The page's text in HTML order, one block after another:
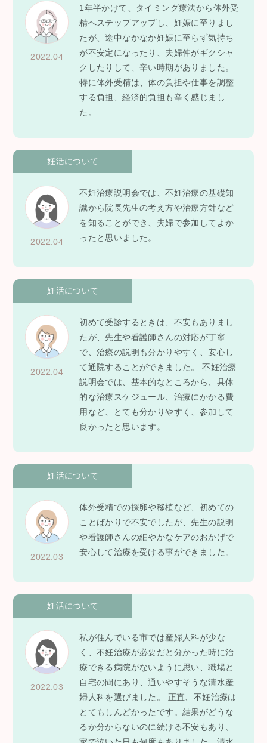
2022.04
1年半かけて、タイミング療法から体外受
精へステップアップし、妊娠に至りまし
たが、途中なかなか妊娠に至らず気持ち
が不安定になったり、夫婦仲がギクシャ
クしたりして、辛い時期がありました。
特に体外受精は、体の負担や仕事を調整
する負担、経済的負担も辛く感じまし
た。
妊活について
2022.04
不妊治療説明会では、不妊治療の基礎知
識から院長先生の考え方や治療方針など
を知ることができ、夫婦で参加してよか
ったと思いました。
妊活について
2022.04
初めて受診するときは、不安もありまし
たが、先生や看護師さんの対応が丁寧
で、治療の説明も分かりやすく、安心し
て通院することができました。 不妊治療
説明会では、基本的なところから、具体
的な治療スケジュール、治療にかかる費
用など、とても分かりやすく、参加して
良かったと思います。
妊活について
2022.03
体外受精での採卵や移植など、初めての
ことばかりで不安でしたが、先生の説明
や看護師さんの細やかなケアのおかげで
安心して治療を受ける事ができました。
妊活について
2022.03
私が住んでいる市では産婦人科が少な
く、不妊治療が必要だと分かった時に治
療できる病院がないように思い、職場と
自宅の間にあり、通いやすそうな清水産
婦人科を選びました。 正直、不妊治療は
とてもしんどかったです。結果がどうな
るか分からないのに続ける不安もあり、